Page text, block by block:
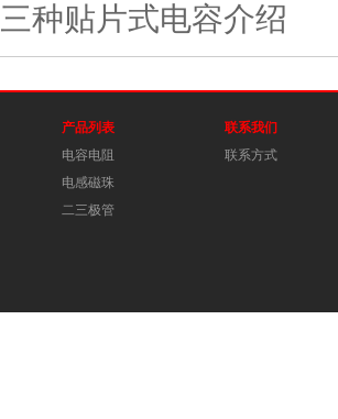
三种贴片式电容介绍
产品列表
电容电阻
电感磁珠
二三极管
联系我们
联系方式